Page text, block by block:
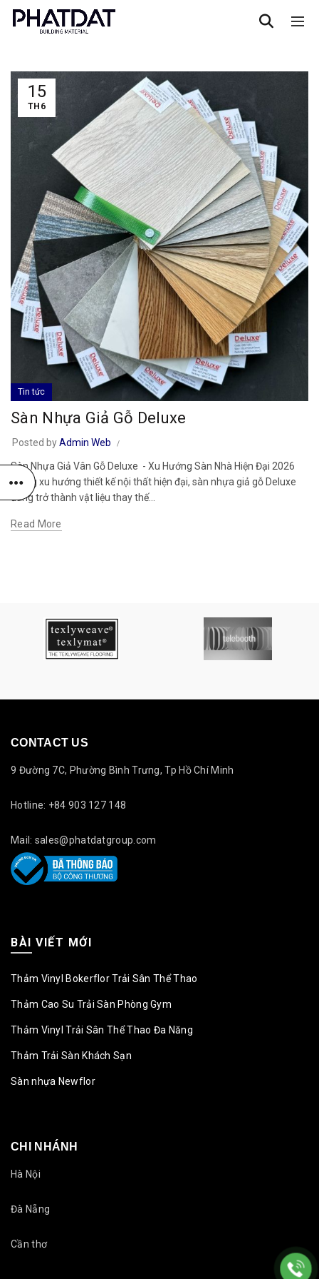
15
TH6
Tin tức
Sàn Nhựa Giả Gỗ Deluxe
Posted byAdmin Web
Sàn Nhựa Giả Vân Gỗ Deluxe - Xu Hướng Sàn Nhà Hiện Đại 2026
Trong xu hướng thiết kế nội thất hiện đại, sàn nhựa giả gỗ Deluxe
đang trở thành vật liệu thay thế...
Read More
CONTACT US
9 Đường 7C, Phường Bình Trưng, Tp Hồ Chí Minh
Hotline: +84 903 127 148
Mail: sales@phatdatgroup.com
BÀI VIẾT MỚI
Thảm Vinyl Bokerflor Trải Sân Thể Thao
Thảm Cao Su Trải Sàn Phòng Gym
Thảm Vinyl Trải Sân Thể Thao Đa Năng
Thảm Trải Sàn Khách Sạn
Sàn nhựa Newflor
CHI NHÁNH
Hà Nội
Đà Nẵng
Cần thơ